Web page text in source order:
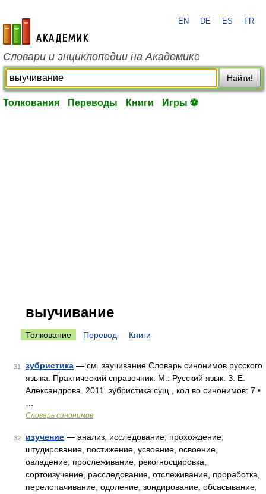
academic.ru
EN DE ES FR
Словари и энциклопедии на Академике
Найти!
Толкования Переводы Книги Игры ⚽
выучивание
Толкование Перевод Книги
31 зубристика — см. заучивание Словарь синонимов русского
языка. Практический справочник. М.: Русский язык. З. Е.
Александрова. 2011. зубристика сущ., кол во синонимов: 7 •
Словарь синонимов
32 изучение — анализ, исследование, прохождение,
штудирование, постижение, усвоение, освоение,
овладение; прослеживание, рекогносцировка,
сортоизучение, расследование, отслеживание, проработка,
перелопачивание, одоление, зондирование, обсасывание,